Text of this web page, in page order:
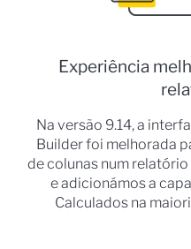
Experiência
Na versão 9.14, a
Builder foi melhorada
de colunas num
e adicionámos a
Calculados na